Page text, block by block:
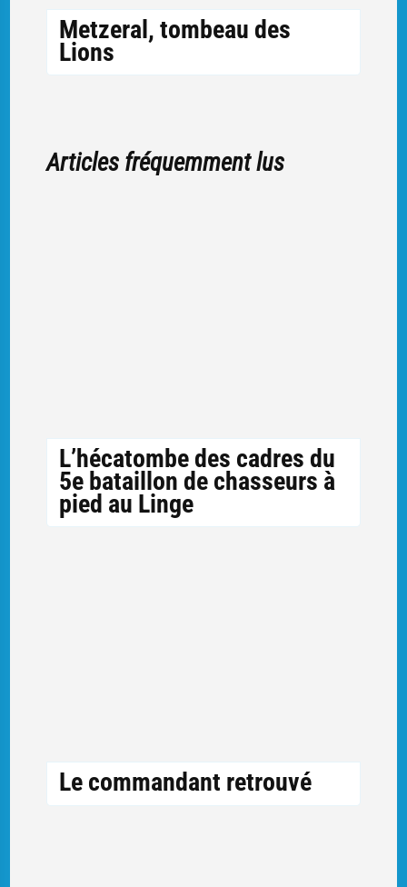
Metzeral, tombeau des
Lions
Articles fréquemment lus
L’hécatombe des cadres du
5e bataillon de chasseurs à
pied au Linge
Le commandant retrouvé